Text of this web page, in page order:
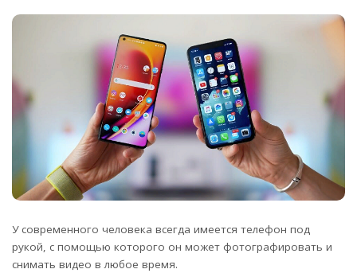
У современного человека всегда имеется телефон под
рукой, с помощью которого он может фотографировать и
снимать видео в любое время.